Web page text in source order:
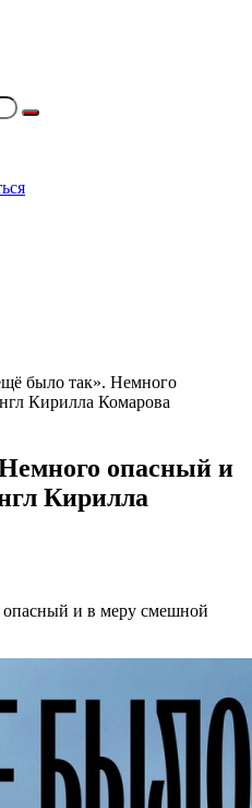
Поиск
было так». Немного
Кирилла Комарова
опасный и
Кирилла